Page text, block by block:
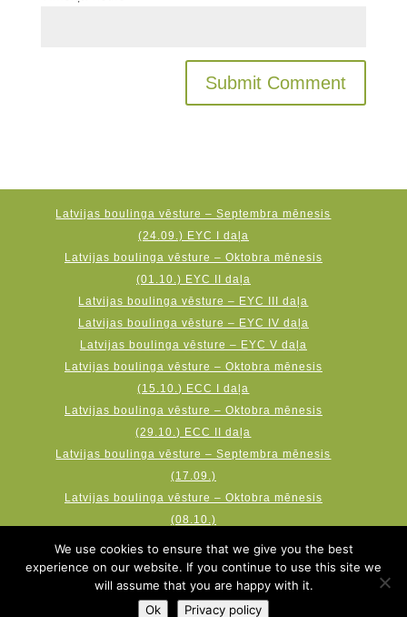
Latvijas boulinga vēsture – Septembra mēnesis
(24.09.) EYC I daļa
Latvijas boulinga vēsture – Oktobra mēnesis
(01.10.) EYC II daļa
Latvijas boulinga vēsture – EYC III daļa
Latvijas boulinga vēsture – EYC IV daļa
Latvijas boulinga vēsture – EYC V daļa
Latvijas boulinga vēsture – Oktobra mēnesis
(15.10.) ECC I daļa
Latvijas boulinga vēsture – Oktobra mēnesis
(29.10.) ECC II daļa
Latvijas boulinga vēsture – Septembra mēnesis
(17.09.)
Latvijas boulinga vēsture – Oktobra mēnesis
(08.10.)
Latvijas boulinga vēsture – Novembra mēnesis
(19.11.) AMF Qubica World Cup
We use cookies to ensure that we give you the best
experience on our website. If you continue to use this site we
will assume that you are happy with it.
Ok
Privacy policy